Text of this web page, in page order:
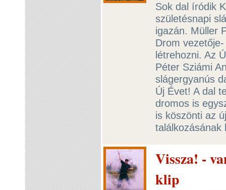
Sok dal íródik
születésnapi
igazán. Müller
Drom
létrehozni. Az
Péter Sziámi
slágergyanús
Új Évet! A dal
dromos is
is köszönti az
Vissza! -
klip